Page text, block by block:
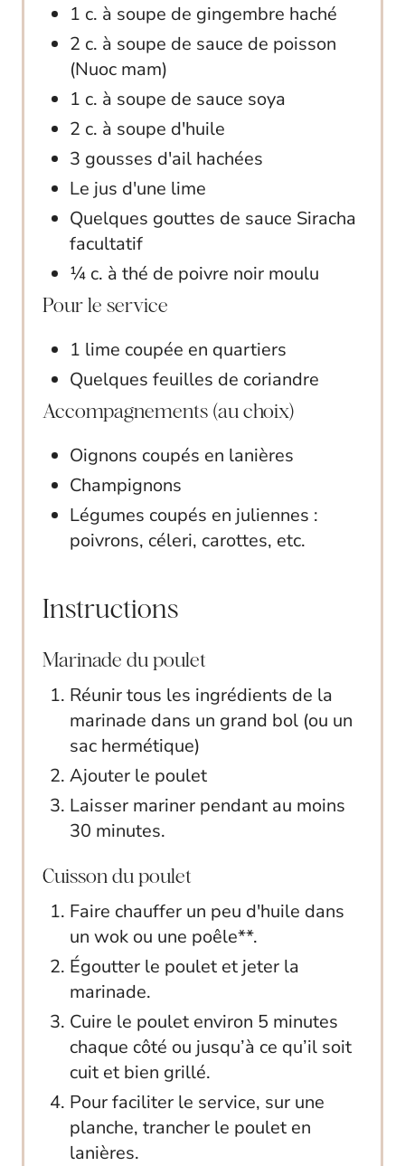
1 c. à soupe de gingembre haché
2 c. à soupe de sauce de poisson
(Nuoc mam)
1 c. à soupe de sauce soya
2 c. à soupe d'huile
3 gousses d'ail hachées
Le jus d'une lime
Quelques gouttes de sauce Siracha
facultatif
¼ c. à thé de poivre noir moulu
Pour le service
1 lime coupée en quartiers
Quelques feuilles de coriandre
Accompagnements (au choix)
Oignons coupés en lanières
Champignons
Légumes coupés en juliennes :
poivrons, céleri, carottes, etc.
Instructions
Marinade du poulet
Réunir tous les ingrédients de la
marinade dans un grand bol (ou un
sac hermétique)
Ajouter le poulet
Laisser mariner pendant au moins
30 minutes.
Cuisson du poulet
Faire chauffer un peu d'huile dans
un wok ou une poêle**.
Égoutter le poulet et jeter la
marinade.
Cuire le poulet environ 5 minutes
chaque côté ou jusqu’à ce qu’il soit
cuit et bien grillé.
Pour faciliter le service, sur une
planche, trancher le poulet en
lanières.